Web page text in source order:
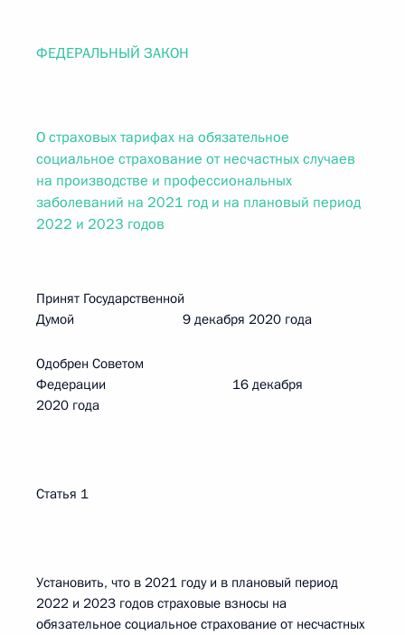
ФЕДЕРАЛЬНЫЙ ЗАКОН
О страховых тарифах на обязательное
социальное страхование от несчастных случаев
на производстве и профессиональных
заболеваний на 2021 год и на плановый период
2022 и 2023 годов
Принят Государственной
Думой 9 декабря 2020 года
Одобрен Советом
Федерации 16 декабря
2020 года
Статья 1
Установить, что в 2021 году и в плановый период
2022 и 2023 годов страховые взносы на
обязательное социальное страхование от несчастных